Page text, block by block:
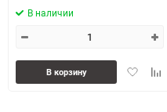
В наличии
В корзину